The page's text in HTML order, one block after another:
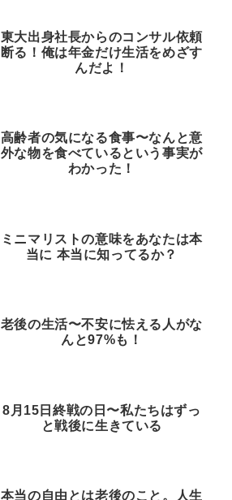
東大出身社長からのコンサル依頼
断る！俺は年金だけ生活をめざす
んだよ！
高齢者の気になる食事〜なんと意
外な物を食べているという事実が
わかった！
ミニマリストの意味をあなたは本
当に 本当に知ってるか？
老後の生活〜不安に怯える人がな
んと97%も！
8月15日終戦の日〜私たちはずっ
と戦後に生きている
本当の自由とは老後のこと。人生